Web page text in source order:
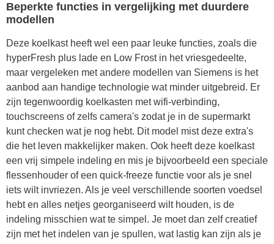
Beperkte functies in vergelijking met duurdere
modellen
Deze koelkast heeft wel een paar leuke functies, zoals die
hyperFresh plus lade en Low Frost in het vriesgedeelte,
maar vergeleken met andere modellen van Siemens is het
aanbod aan handige technologie wat minder uitgebreid. Er
zijn tegenwoordig koelkasten met wifi-verbinding,
touchscreens of zelfs camera's zodat je in de supermarkt
kunt checken wat je nog hebt. Dit model mist deze extra's
die het leven makkelijker maken. Ook heeft deze koelkast
een vrij simpele indeling en mis je bijvoorbeeld een speciale
flessenhouder of een quick-freeze functie voor als je snel
iets wilt invriezen. Als je veel verschillende soorten voedsel
hebt en alles netjes georganiseerd wilt houden, is de
indeling misschien wat te simpel. Je moet dan zelf creatief
zijn met het indelen van je spullen, wat lastig kan zijn als je